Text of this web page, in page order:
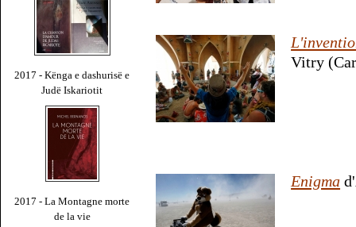
2017 - Kënga e dashurisë e
Judë Iskariotit
2017 - La Montagne morte
de la vie
Vitry
Enigma